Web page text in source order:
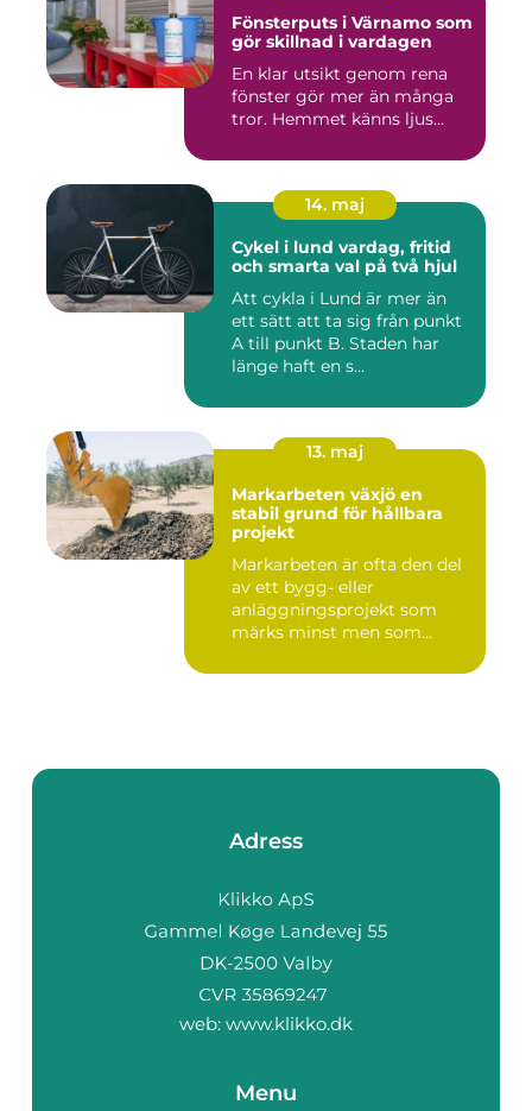
Fönsterputs i Värnamo som
gör skillnad i vardagen
En klar utsikt genom rena
fönster gör mer än många
tror. Hemmet känns ljus...
14. maj
Cykel i lund vardag, fritid
och smarta val på två hjul
Att cykla i Lund är mer än
ett sätt att ta sig från punkt
A till punkt B. Staden har
länge haft en s...
13. maj
Markarbeten växjö en
stabil grund för hållbara
projekt
Markarbeten är ofta den del
av ett bygg- eller
anläggningsprojekt som
märks minst men som
Adress
web: www.klikko.dk
Menu